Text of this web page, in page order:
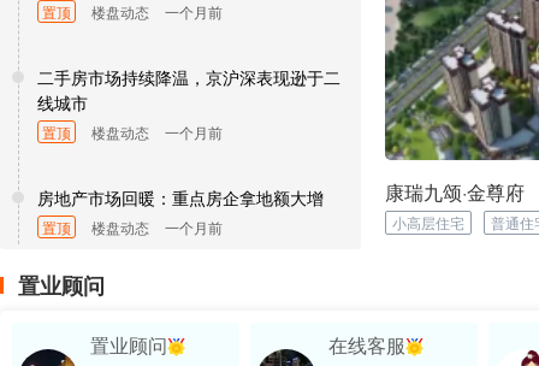
置顶 楼盘动态 一个月前
二手房市场持续降温，京沪深表现逊于二
线城市
置顶 楼盘动态 一个月前
房地产市场回暖：重点房企拿地额大增
置顶 楼盘动态 一个月前
房地产市场暗潮涌动：城市更新如何破
置顶 楼盘动态 一个月前
康瑞九颂·金尊府
小高层住宅 普通住
置业顾问
置业顾问 在线客服